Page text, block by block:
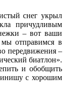
снег укрыл
причудливым
– вот ваши
отправимся в
передвижения –
биатлон».
и обобщить
с хорошим